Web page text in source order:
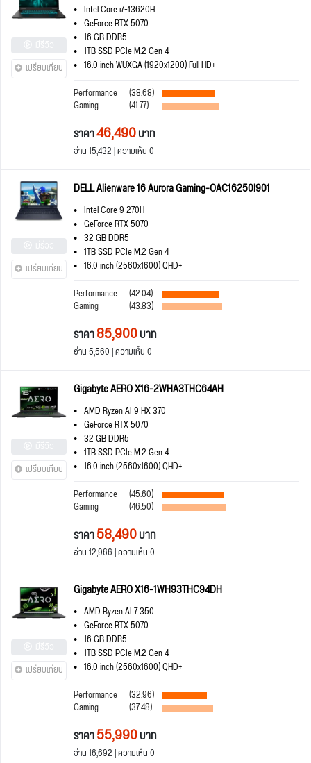
เปรียบเทียบ
Intel Core i7-13620H
GeForce RTX 5070
16 GB DDR5
1TB SSD PCIe M.2 Gen 4
16.0 inch WUXGA (1920x1200) Full HD+
Performance
(38.68)
Gaming (41.77)
ราคา46,490บาท
อ่าน 15,432 | ความเห็น 0
เปรียบเทียบ
DELL Alienware 16 Aurora Gaming-OAC16250I901
Intel Core 9 270H
GeForce RTX 5070
32 GB DDR5
1TB SSD PCIe M.2 Gen 4
16.0 inch (2560x1600) QHD+
Performance
(42.04)
Gaming (43.83)
ราคา85,900บาท
อ่าน 5,560 | ความเห็น 0
เปรียบเทียบ
Gigabyte AERO X16-2WHA3THC64AH
AMD Ryzen AI 9 HX 370
GeForce RTX 5070
32 GB DDR5
1TB SSD PCIe M.2 Gen 4
16.0 inch (2560x1600) QHD+
Performance
(45.60)
Gaming (46.50)
ราคา58,490บาท
อ่าน 12,966 | ความเห็น 0
เปรียบเทียบ
Gigabyte AERO X16-1WH93THC94DH
AMD Ryzen AI 7 350
GeForce RTX 5070
16 GB DDR5
1TB SSD PCIe M.2 Gen 4
16.0 inch (2560x1600) QHD+
Performance
(32.96)
Gaming (37.48)
ราคา55,990บาท
อ่าน 16,692 | ความเห็น 0